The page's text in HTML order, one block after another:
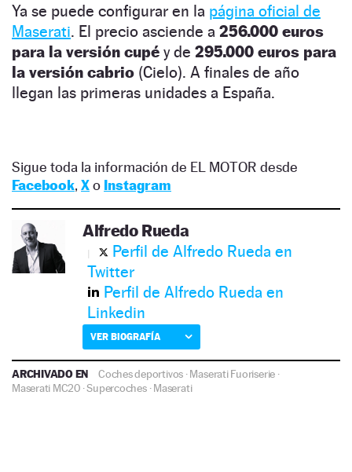
Ya se puede configurar en la página oficial de
Maserati. El precio asciende a 256.000 euros
para la versión cupé y de 295.000 euros para
la versión cabrio (Cielo). A finales de año
llegan las primeras unidades a España.
Sigue toda la información de EL MOTOR desde
Facebook, Xo Instagram
Alfredo Rueda
Perfil de Alfredo Rueda en
Twitter
Perfil de Alfredo Rueda en
Linkedin
VER BIOGRAFÍA
ARCHIVADO EN Coches deportivos ·Maserati Fuoriserie ·
Maserati MC20 ·Supercoches·Maserati